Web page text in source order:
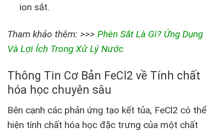
ion sắt.
Tham khảo thêm: >>> Phèn Sắt Là Gì? Ứng Dụng
Và Lợi Ích Trong Xử Lý Nước
Thông Tin Cơ Bản FeCl2 về Tính chất
hóa học chuyên sâu
Bên cạnh các phản ứng tạo kết tủa, FeCl2 có thể
hiện tính chất hóa học đặc trưng của một chất